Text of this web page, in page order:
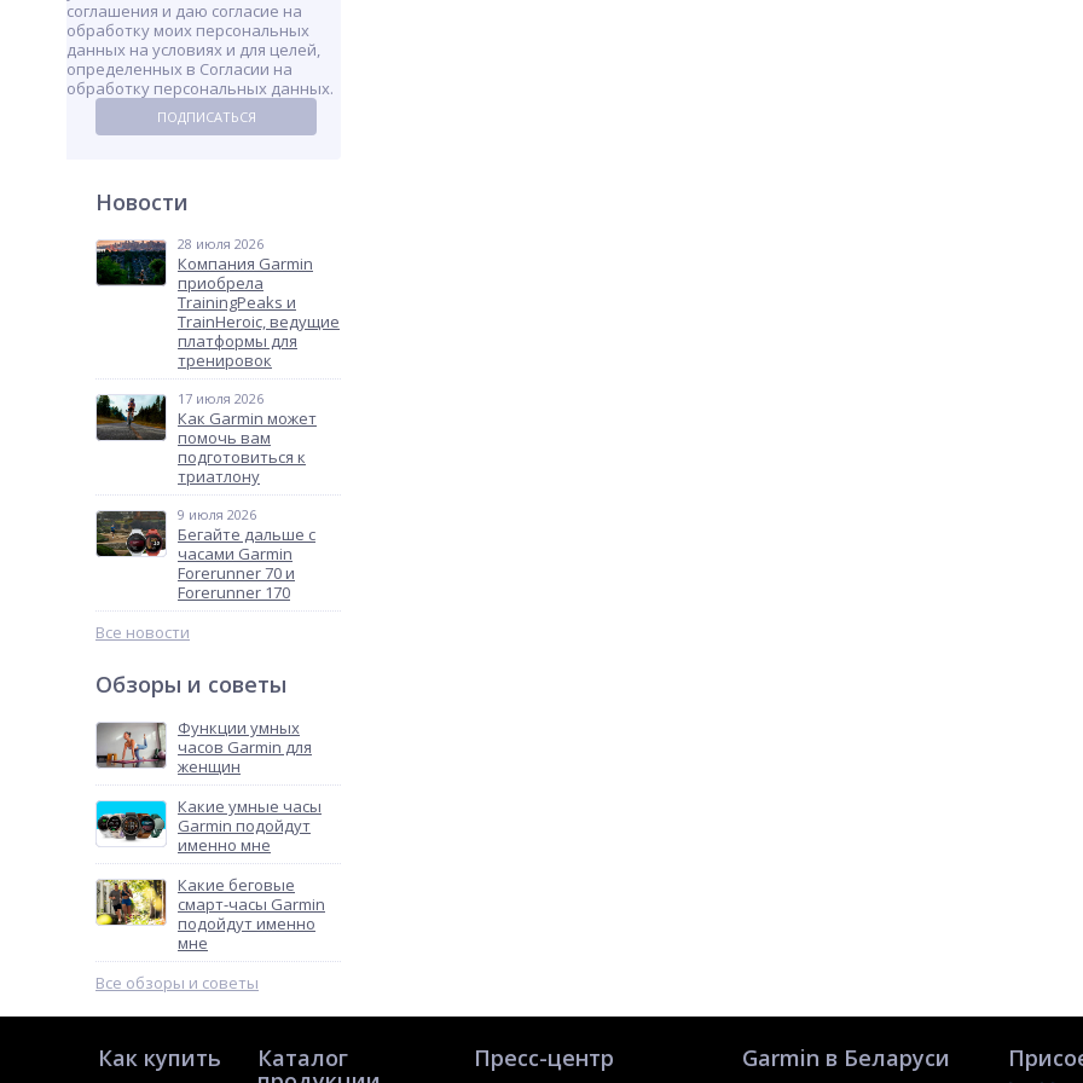
соглашения и даю согласие на
обработку моих персональных
данных на условиях и для целей,
определенных в Согласии на
обработку персональных данных.
ПОДПИСАТЬСЯ
Новости
28 июля 2026
Компания Garmin
приобрела
TrainingPeaks и
TrainHeroic, ведущие
платформы для
тренировок
17 июля 2026
Как Garmin может
помочь вам
подготовиться к
триатлону
9 июля 2026
Бегайте дальше с
часами Garmin
Forerunner 70 и
Forerunner 170
Все новости
Обзоры и советы
Функции умных
часов Garmin для
женщин
Какие умные часы
Garmin подойдут
именно мне
Какие беговые
смарт-часы Garmin
подойдут именно
мне
Все обзоры и советы
Как купить Каталог Пресс-центр Garmin в Беларуси